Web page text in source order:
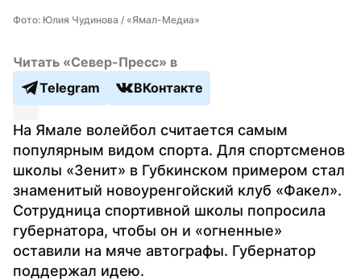
Фото: Юлия Чудинова / «Ямал-Медиа»
Читать «Север-Пресс» в
Telegram
ВКонтакте
На Ямале волейбол считается самым
популярным видом спорта. Для спортсменов
школы «Зенит» в Губкинском примером стал
знаменитый новоуренгойский клуб «Факел».
Сотрудница спортивной школы попросила
губернатора, чтобы он и «огненные»
оставили на мяче автографы. Губернатор
поддержал идею.